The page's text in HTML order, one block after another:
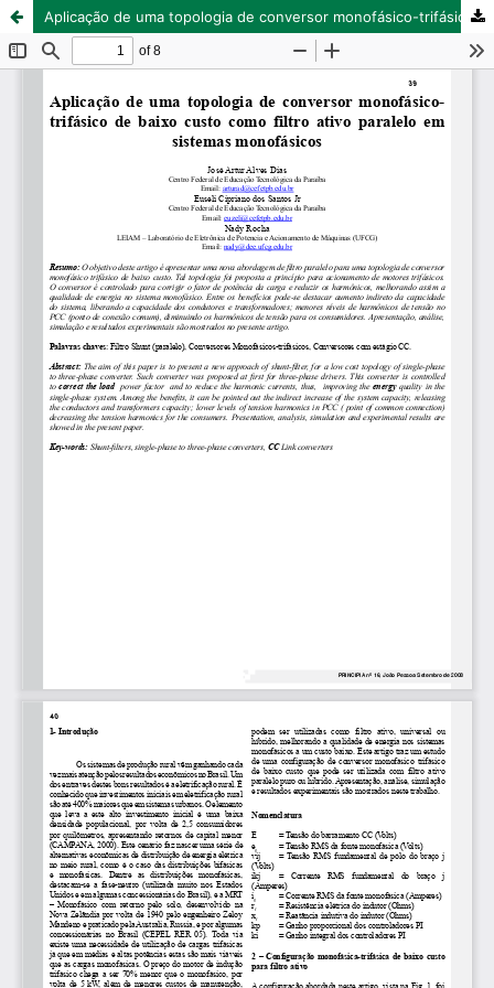
Aplicação de uma topologia de conversor monofásico-trifásico de baixo custo como filtro ativo paralelo em sistemas monofásicos